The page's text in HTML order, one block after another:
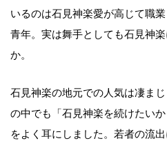
いるのは石見神楽愛が高じて職
青年。実は舞手としても石見神
か。
石見神楽の地元での人気は凄ま
の中でも「石見神楽を続けたい
をよく耳にしました。若者の流